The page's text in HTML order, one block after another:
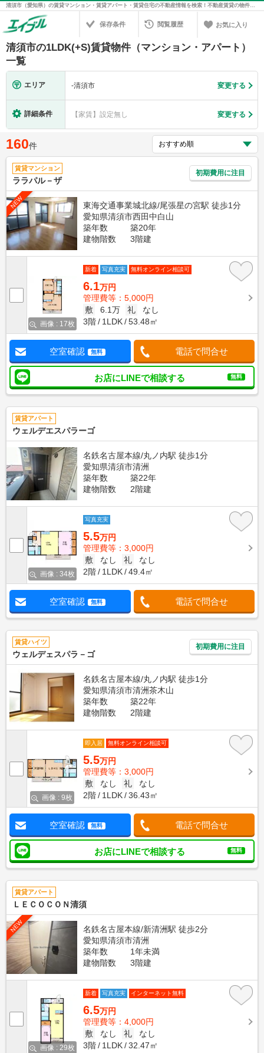
清須市（愛知県）の賃貸マンション・賃貸アパート・賃貸住宅の不動産情報を検索！不動産賃貸の物件探しは、お部屋探しのエイブル
保存条件 閲覧履歴 お気に入り
清須市の1LDK(+S)賃貸物件（マンション・アパート）
一覧
エリア -清須市 変更する
詳細条件 【家賃】設定無し 変更する
160件
賃貸マンション
ララパル－ザ
初期費用に注目
NEW
東海交通事業城北線/尾張星の宮駅 徒歩1分
愛知県清須市西田中白山
築年数
築20年
建物階数
3階建
画像 : 17枚
新着 写真充実 無料オンライン相談可
6.1万円
管理費等：5,000円
敷
6.1万 礼
なし
3階
1LDK 53.48㎡
空室確認 無料 電話で問合せ
お店にLINEで相談する 無料
賃貸アパート
ウェルデエスパラーゴ
名鉄名古屋本線/丸ノ内駅 徒歩1分
愛知県清須市清洲
築年数
築22年
建物階数
2階建
画像 : 34枚
写真充実
5.5万円
管理費等：3,000円
敷
なし 礼
なし
2階
1LDK 49.4㎡
空室確認 無料 電話で問合せ
賃貸ハイツ
ウェルデェスパラ－ゴ
初期費用に注目
名鉄名古屋本線/丸ノ内駅 徒歩1分
愛知県清須市清洲茶木山
築年数
築22年
建物階数
2階建
画像 : 9枚
即入居 無料オンライン相談可
5.5万円
管理費等：3,000円
敷
なし 礼
なし
2階
1LDK 36.43㎡
空室確認 無料 電話で問合せ
お店にLINEで相談する 無料
賃貸アパート
ＬＥＣＯＣＯＮ清須
NEW
名鉄名古屋本線/新清洲駅 徒歩2分
愛知県清須市清洲
築年数
1年未満
建物階数
3階建
画像 : 29枚
新着 写真充実 インターネット無料
6.5万円
管理費等：4,000円
敷
なし 礼
なし
3階
1LDK 32.47㎡